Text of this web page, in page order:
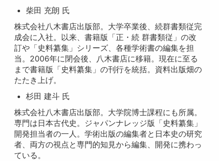
柴田 充朗 氏
株式会社八木書店出版部。大学卒業後、続群書類従完
成会に入社。以来、書籍版「正・続 群書類従」の改
訂や「史料纂集」シリーズ、各種学術書の編集を担
当。2006年に閉会後、八木書店に移籍。現在に至る
まで書籍版「史料纂集」の刊行を統括。資料出版畑の
たたき上げ。
杉田 建斗 氏
株式会社八木書店出版部。大学院博士課程にも所属。
専門は日本古代史。ジャパンナレッジ版「史料纂集」
開発担当者の一人。学術出版の編集者と日本史の研究
者、両方の視点と専門的知見から編集、開発に携わっ
ている。